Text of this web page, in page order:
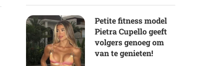
Petite fitness model
Pietra Cupello geeft
volgers genoeg om
van te genieten!